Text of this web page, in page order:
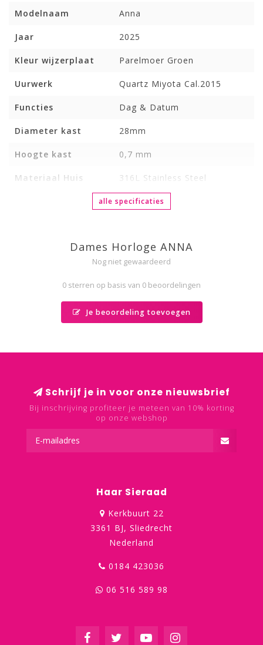
Modelnaam Anna
Jaar 2025
Kleur wijzerplaat Parelmoer Groen
Uurwerk Quartz Miyota Cal.2015
Functies Dag & Datum
Diameter kast 28mm
Hoogte kast 0,7 mm
Materiaal Huis 316L Stainless Steel
alle specificaties
Dames Horloge ANNA
Nog niet gewaardeerd
0 sterren op basis van 0 beoordelingen
Je beoordeling toevoegen
Schrijf je in voor onze nieuwsbrief
Bij inschrijving profiteer je meteen van 10% korting
op onze webshop
Haar Sieraad
Kerkbuurt 22
3361 BJ, Sliedrecht
Nederland
0184 423036
06 516 589 98